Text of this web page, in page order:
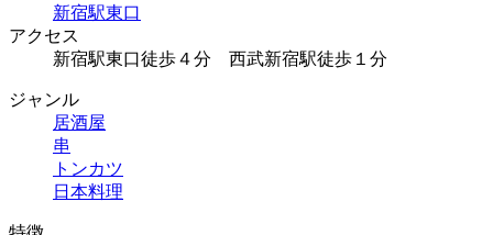
新宿駅東口
アクセス
新宿駅東口徒歩４分 西武新宿駅徒歩１分
ジャンル
居酒屋
串
トンカツ
日本料理